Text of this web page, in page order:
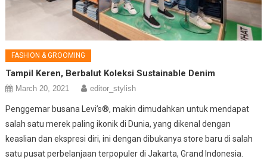
FASHION & GROOMING
Tampil Keren, Berbalut Koleksi Sustainable Denim
March 20, 2021 editor_stylish
Penggemar busana Levi’s®, makin dimudahkan untuk mendapat
salah satu merek paling ikonik di Dunia, yang dikenal dengan
keaslian dan ekspresi diri, ini dengan dibukanya store baru di salah
satu pusat perbelanjaan terpopuler di Jakarta, Grand Indonesia.